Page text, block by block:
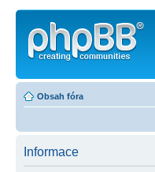
Obsah fóra
Informace